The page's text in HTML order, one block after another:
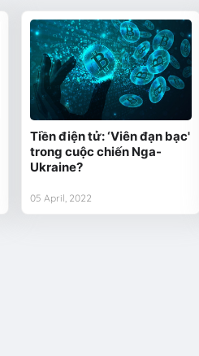
Tiền điện tử: ‘Viên đạn bạc'
trong cuộc chiến Nga-
Ukraine?
05 April, 2022